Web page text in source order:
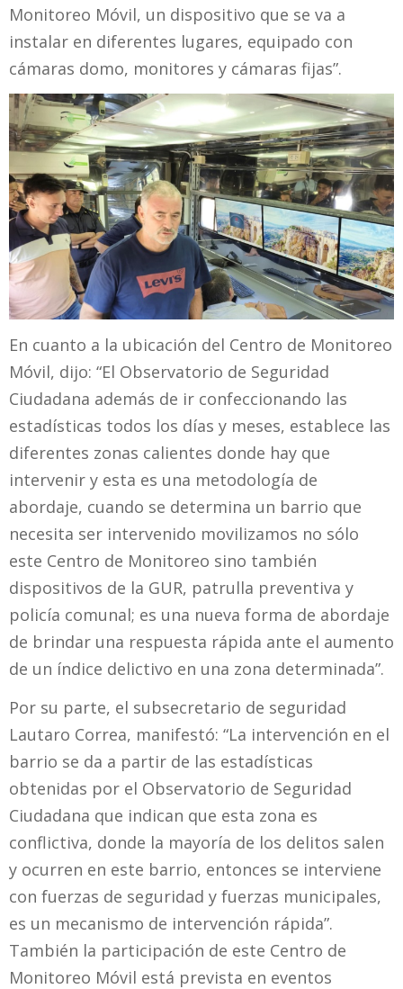
Monitoreo Móvil, un dispositivo que se va a
instalar en diferentes lugares, equipado con
cámaras domo, monitores y cámaras fijas”.
En cuanto a la ubicación del Centro de Monitoreo
Móvil, dijo: “El Observatorio de Seguridad
Ciudadana además de ir confeccionando las
estadísticas todos los días y meses, establece las
diferentes zonas calientes donde hay que
intervenir y esta es una metodología de
abordaje, cuando se determina un barrio que
necesita ser intervenido movilizamos no sólo
este Centro de Monitoreo sino también
dispositivos de la GUR, patrulla preventiva y
policía comunal; es una nueva forma de abordaje
de brindar una respuesta rápida ante el aumento
de un índice delictivo en una zona determinada”.
Por su parte, el subsecretario de seguridad
Lautaro Correa, manifestó: “La intervención en el
barrio se da a partir de las estadísticas
obtenidas por el Observatorio de Seguridad
Ciudadana que indican que esta zona es
conflictiva, donde la mayoría de los delitos salen
y ocurren en este barrio, entonces se interviene
con fuerzas de seguridad y fuerzas municipales,
es un mecanismo de intervención rápida”.
También la participación de este Centro de
Monitoreo Móvil está prevista en eventos